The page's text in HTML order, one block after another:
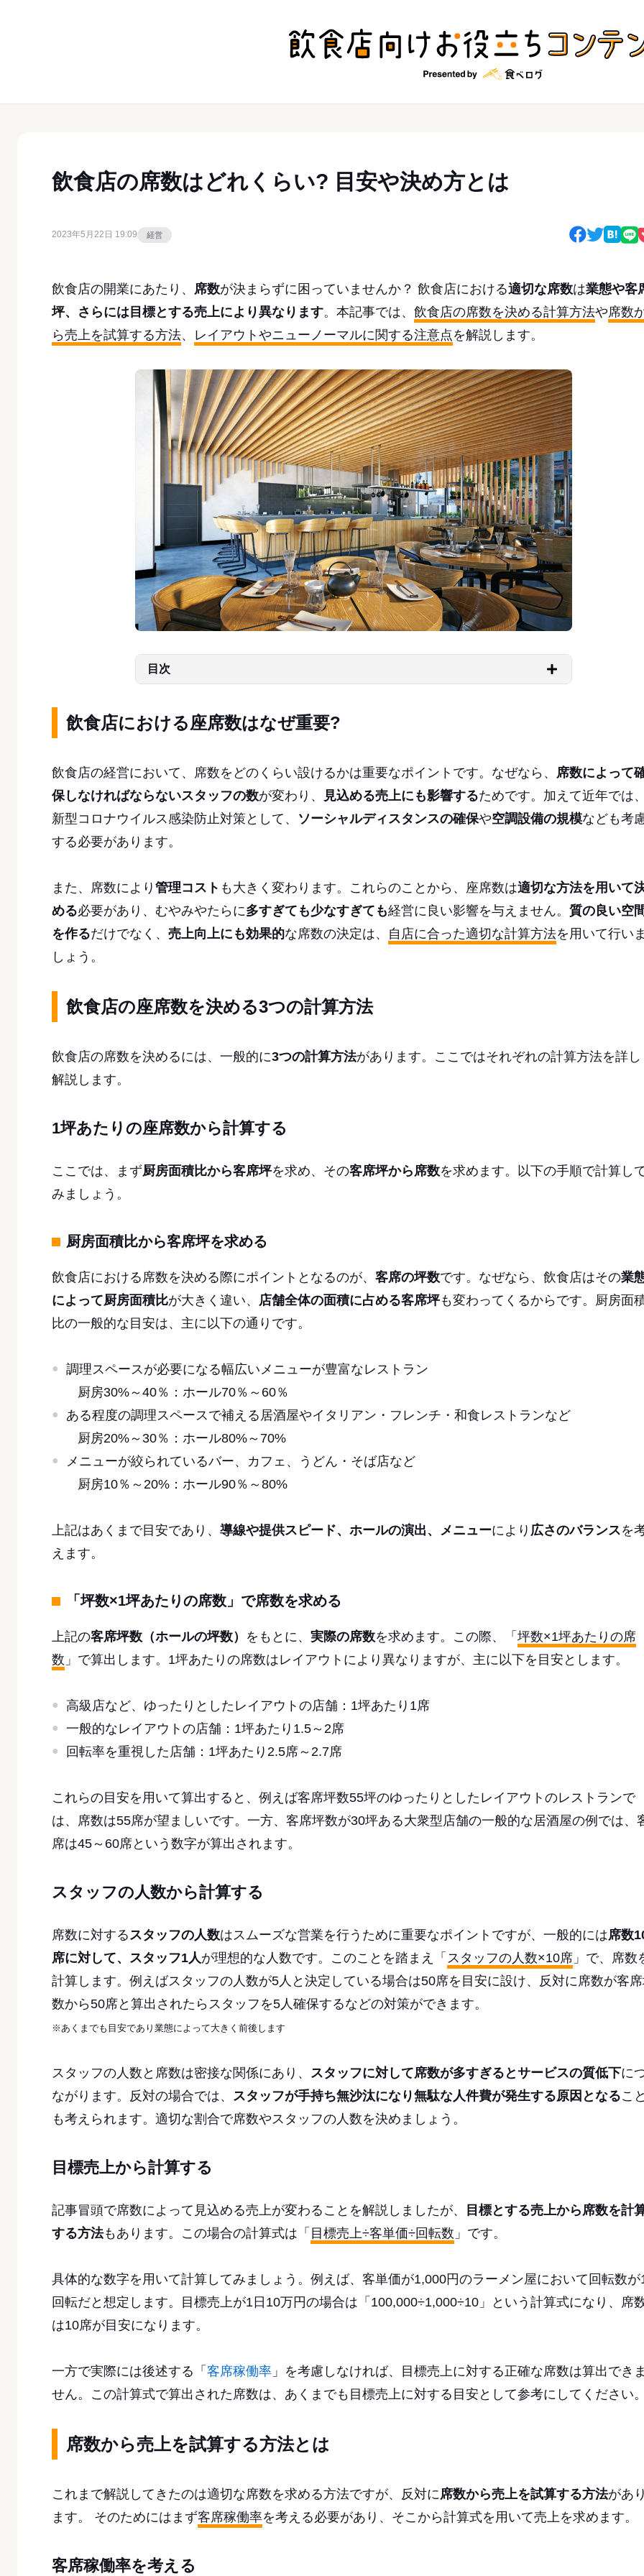
飲食店の席数はどれくらい? 目安や決め方とは
2023年5月22日 19:09 経営
飲食店の開業にあたり、 席数が決まらずに困っていませんか？ 飲食店における適切な席数は業態や客
坪、さらには目標とする売上により異なります。本記事では、 飲食店の席数を決める計算方法や席数
ら売上を試算する方法、 レイアウトやニューノーマルに関する注意点を解説します。
目次
飲食店における座席数はなぜ重要?
飲食店の経営において、席数をどのくらい設けるかは重要なポイントです。なぜなら、 席数によって
保しなければならないスタッフの数が変わり、 見込める売上にも影響するためです。加えて近年では
新型コロナウイルス感染防止対策として、 ソーシャルディスタンスの確保や空調設備の規模なども考
する必要があります。
また、席数により 管理コスト も大きく変わります。これらのことから、座席数は適切な方法を用いて
める必要があり、むやみやたらに多すぎても少なすぎても経営に良い影響を与えません。 質の良い空
を作るだけでなく、 売上向上にも効果的な席数の決定は、 自店に合った適切な計算方法を用いて行い
しょう。
飲食店の座席数を決める3つの計算方法
飲食店の席数を決めるには、一般的に3つの計算方法があります。ここではそれぞれの計算方法を詳し
解説します。
1坪あたりの座席数から計算する
ここでは、まず厨房面積比から客席坪を求め、その客席坪から席数を求めます。以下の手順で計算し
みましょう。
厨房面積比から客席坪を求める
飲食店における席数を決める際にポイントとなるのが、 客席の坪数です。なぜなら、飲食店はその業
によって厨房面積比が大きく違い、 店舗全体の面積に占める客席坪も変わってくるからです。厨房面
比の一般的な目安は、主に以下の通りです。
調理スペースが必要になる幅広いメニューが豊富なレストラン
厨房30%～40％：ホール70％～60％
ある程度の調理スペースで補える居酒屋やイタリアン・フレンチ・和食レストランなど
厨房20%～30％：ホール80%～70%
メニューが絞られているバー、カフェ、うどん・そば店など
厨房10％～20%：ホール90％～80%
上記はあくまで目安であり、 導線や提供スピード、ホールの演出、メニューにより 広さのバランスを
えます。
「坪数×1坪あたりの席数」で席数を求める
上記の客席坪数（ホールの坪数） をもとに、 実際の席数を求めます。この際、「 坪数×1坪あたりの席
数 」で算出します。1坪あたりの席数はレイアウトにより異なりますが、主に以下を目安とします。
高級店など、ゆったりとしたレイアウトの店舗：1坪あたり1席
一般的なレイアウトの店舗：1坪あたり1.5～2席
回転率を重視した店舗：1坪あたり2.5席～2.7席
これらの目安を用いて算出すると、例えば客席坪数55坪のゆったりとしたレイアウトのレストランで
は、席数は55席が望ましいです。一方、客席坪数が30坪ある大衆型店舗の一般的な居酒屋の例では、
席は45～60席という数字が算出されます。
スタッフの人数から計算する
席数に対するスタッフの人数はスムーズな営業を行うために重要なポイントですが、一般的には席数
席に対して、スタッフ1人が理想的な人数です。このことを踏まえ「 スタッフの人数×10席 」で、席数
計算します。例えばスタッフの人数が5人と決定している場合は50席を目安に設け、反対に席数が客
数から50席と算出されたらスタッフを5人確保するなどの対策ができます。
※あくまでも目安であり業態によって大きく前後します
スタッフの人数と席数は密接な関係にあり、 スタッフに対して席数が多すぎるとサービスの質低下に
ながります。反対の場合では、 スタッフが手持ち無沙汰になり無駄な人件費が発生する原因となるこ
も考えられます。適切な割合で席数やスタッフの人数を決めましょう。
目標売上から計算する
記事冒頭で席数によって見込める売上が変わることを解説しましたが、
目標とする売上から席数を計
する方法もあります。この場合の計算式は「 目標売上÷客単価÷回転数 」です。
具体的な数字を用いて計算してみましょう。例えば、客単価が1,000円のラーメン屋において回転数が
回転だと想定します。目標売上が1日10万円の場合は「100,000÷1,000÷10」という計算式になり、席
は10席が目安になります。
一方で実際には後述する「 客席稼働率 」を考慮しなければ、目標売上に対する正確な席数は算出でき
せん。この計算式で算出された席数は、あくまでも目標売上に対する目安として参考にしてください
席数から売上を試算する方法とは
これまで解説してきたのは適切な席数を求める方法ですが、反対に席数から売上を試算する方法があ
ます。 そのためにはまず客席稼働率を考える必要があり、そこから計算式を用いて売上を求めます。
客席稼働率を考える